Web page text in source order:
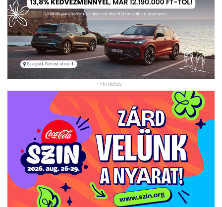
- Hirdetés -